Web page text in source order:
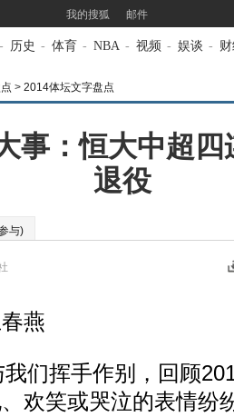
我的搜狐 邮件
- 历史 - 体育 - NBA - 视频 - 娱谈 -
> 2014体坛文字盘点
事：恒大中超
退役
与)
燕
挥手作别，回顾
欢笑或哭泣的表情纷